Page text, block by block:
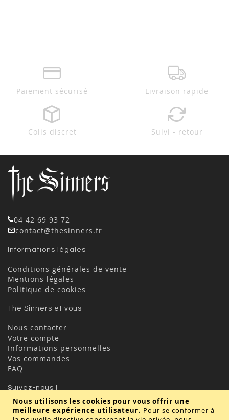
Nous utilisons les cookies pour vous offrir une
meilleure expérience utilisateur. Pour se conformer à
Paiement sécurisé Livraison rapide
Colis discret Suivi - retour
04 42 69 93 72
contact@thesinners.fr
Informations légales
Conditions générales de vente
Mentions légales
Politique de cookies
The Sinners et vous
Nous contacter
Votre compte
Informations personnelles
Vos commandes
FAQ
Suivez-nous !